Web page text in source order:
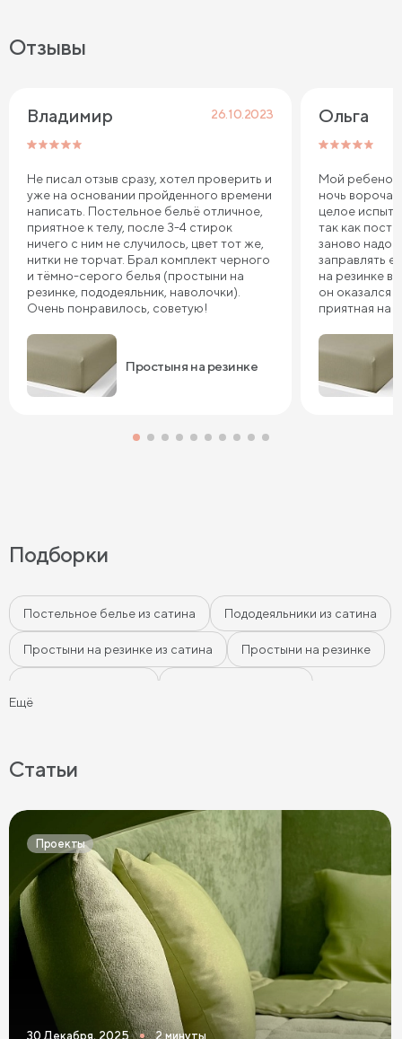
Отзывы
Владимир 26.10.2023
Не писал отзыв сразу, хотел проверить и
уже на основании пройденного времени
написать. Постельное бельё отличное,
приятное к телу, после 3-4 стирок
ничего с ним не случилось, цвет тот же,
нитки не торчат. Брал комплект черного
и тёмно-серого белья (простыни на
резинке, пододеяльник, наволочки).
Очень понравилось, советую!
Простыня на резинке
Ольга
Мой ребенок
ночь
целое
так как
заново надо
заправлять
на резинке в
он оказался
приятная на
Подборки
Постельное белье из сатина Пододеяльники из сатина
Простыни на резинке из сатина Простыни на резинке
Простыни на высокие матрасы
Ещё
Статьи
Проекты
30 Декабря, 2025 2 минуты